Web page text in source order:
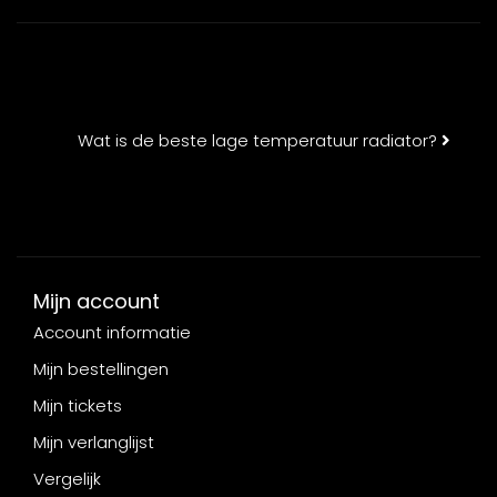
Wat is de beste lage temperatuur radiator?
Mijn account
Account informatie
Mijn bestellingen
Mijn tickets
Mijn verlanglijst
Vergelijk